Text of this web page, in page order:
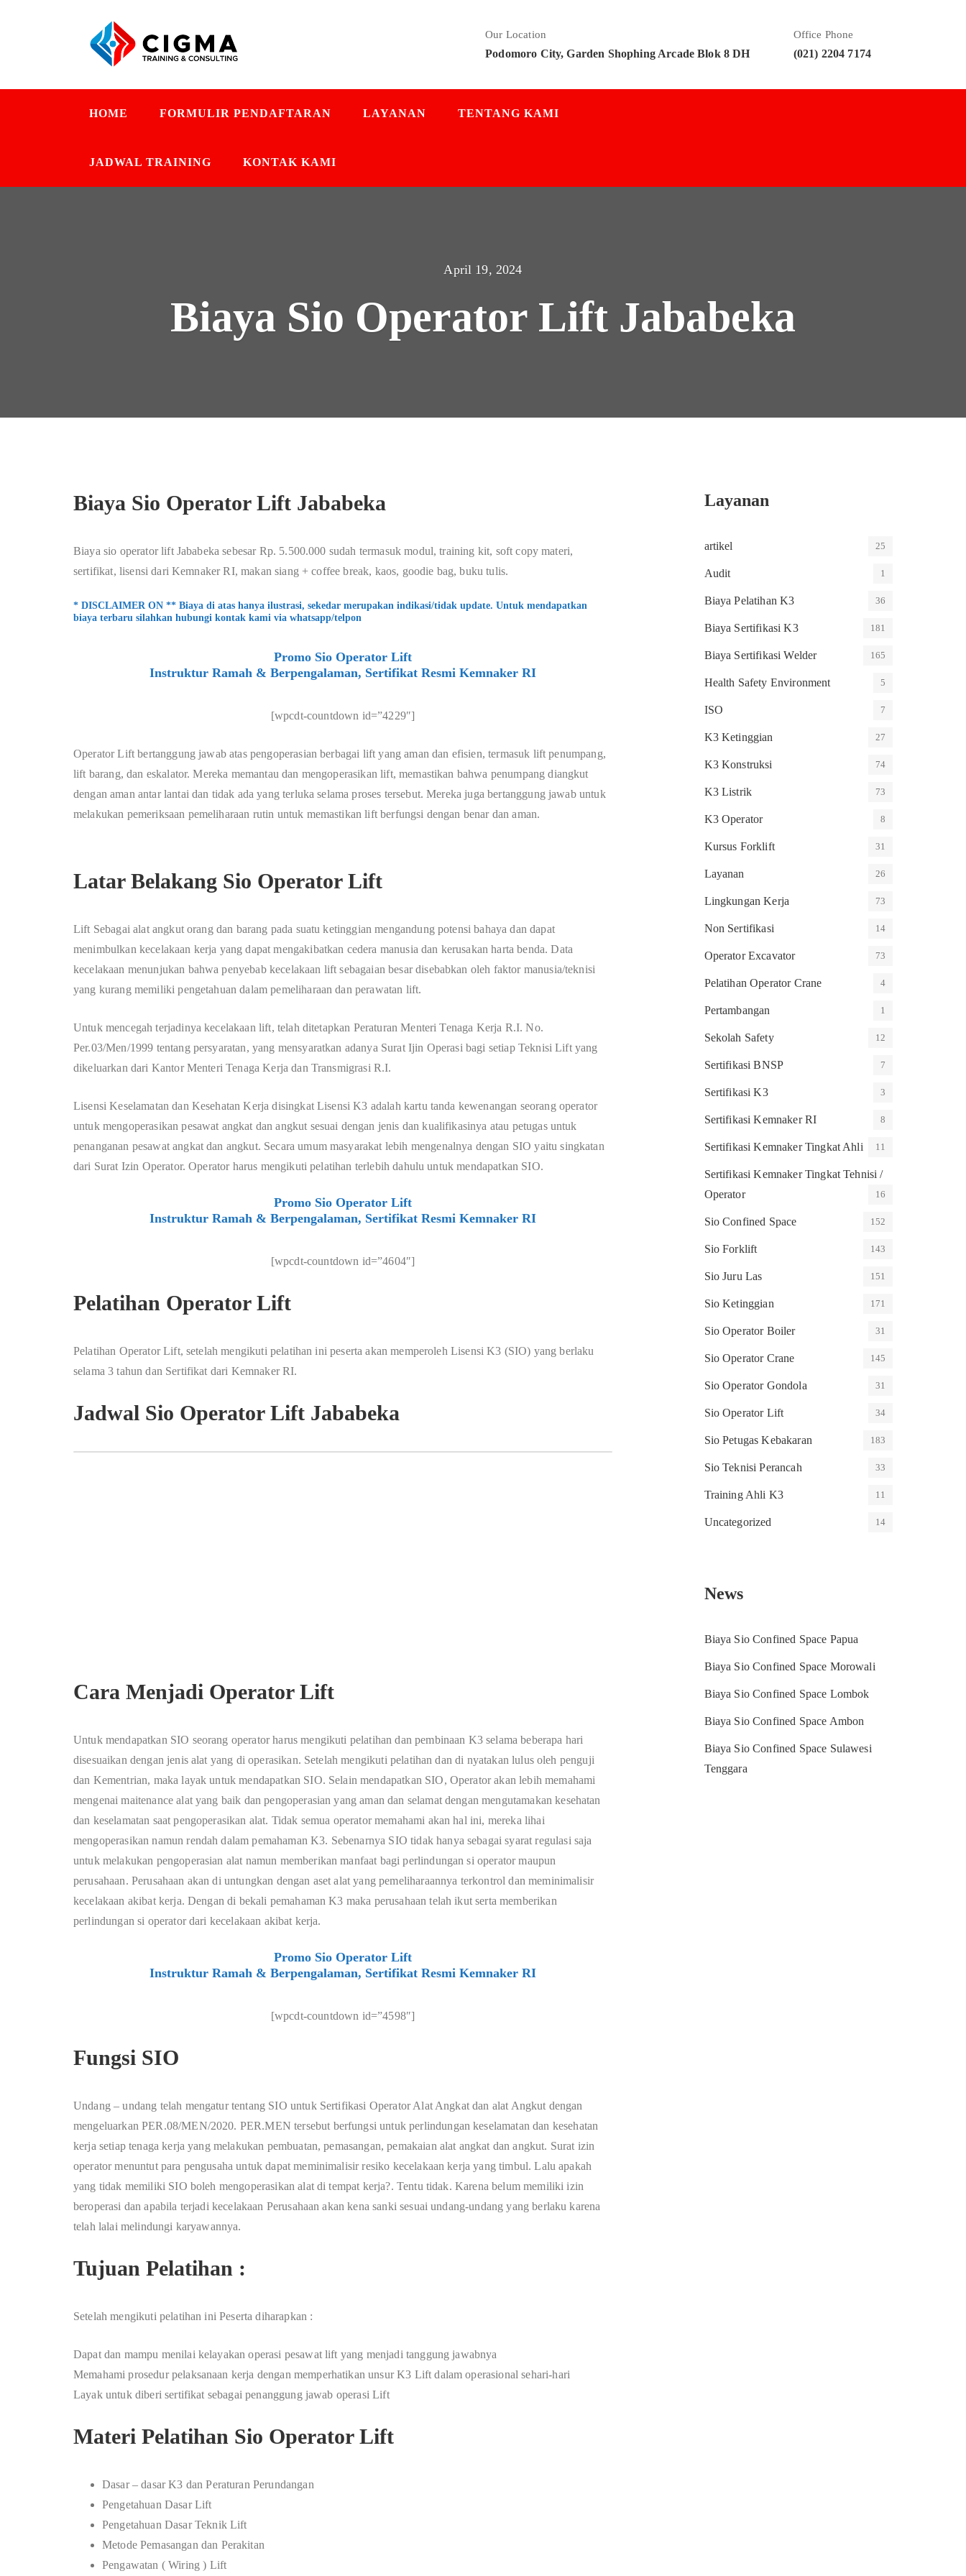
Our Location
Podomoro City, Garden Shophing Arcade Blok 8 DH
Office Phone
(021) 2204 7174
HOME FORMULIR PENDAFTARAN LAYANAN TENTANG KAMI
JADWAL TRAINING KONTAK KAMI
April 19, 2024
Biaya Sio Operator Lift Jababeka
Biaya Sio Operator Lift Jababeka
Biaya sio operator lift Jababeka sebesar Rp. 5.500.000 sudah termasuk modul, training kit, soft copy materi,
sertifikat, lisensi dari Kemnaker RI, makan siang + coffee break, kaos, goodie bag, buku tulis.
* DISCLAIMER ON ** Biaya di atas hanya ilustrasi, sekedar merupakan indikasi/tidak update. Untuk mendapatkan
biaya terbaru silahkan hubungi kontak kami via whatsapp/telpon
Promo Sio Operator Lift
Instruktur Ramah & Berpengalaman, Sertifikat Resmi Kemnaker RI
[wpcdt-countdown id=”4229″]
Operator Lift bertanggung jawab atas pengoperasian berbagai lift yang aman dan efisien, termasuk lift penumpang,
lift barang, dan eskalator. Mereka memantau dan mengoperasikan lift, memastikan bahwa penumpang diangkut
dengan aman antar lantai dan tidak ada yang terluka selama proses tersebut. Mereka juga bertanggung jawab untuk
melakukan pemeriksaan pemeliharaan rutin untuk memastikan lift berfungsi dengan benar dan aman.
Latar Belakang Sio Operator Lift
Lift Sebagai alat angkut orang dan barang pada suatu ketinggian mengandung potensi bahaya dan dapat
menimbulkan kecelakaan kerja yang dapat mengakibatkan cedera manusia dan kerusakan harta benda. Data
kecelakaan menunjukan bahwa penyebab kecelakaan lift sebagaian besar disebabkan oleh faktor manusia/teknisi
yang kurang memiliki pengetahuan dalam pemeliharaan dan perawatan lift.
Untuk mencegah terjadinya kecelakaan lift, telah ditetapkan Peraturan Menteri Tenaga Kerja R.I. No.
Per.03/Men/1999 tentang persyaratan, yang mensyaratkan adanya Surat Ijin Operasi bagi setiap Teknisi Lift yang
dikeluarkan dari Kantor Menteri Tenaga Kerja dan Transmigrasi R.I.
Lisensi Keselamatan dan Kesehatan Kerja disingkat Lisensi K3 adalah kartu tanda kewenangan seorang operator
untuk mengoperasikan pesawat angkat dan angkut sesuai dengan jenis dan kualifikasinya atau petugas untuk
penanganan pesawat angkat dan angkut. Secara umum masyarakat lebih mengenalnya dengan SIO yaitu singkatan
dari Surat Izin Operator. Operator harus mengikuti pelatihan terlebih dahulu untuk mendapatkan SIO.
Promo Sio Operator Lift
Instruktur Ramah & Berpengalaman, Sertifikat Resmi Kemnaker RI
[wpcdt-countdown id=”4604″]
Pelatihan Operator Lift
Pelatihan Operator Lift, setelah mengikuti pelatihan ini peserta akan memperoleh Lisensi K3 (SIO) yang berlaku
selama 3 tahun dan Sertifikat dari Kemnaker RI.
Jadwal Sio Operator Lift Jababeka
Cara Menjadi Operator Lift
Untuk mendapatkan SIO seorang operator harus mengikuti pelatihan dan pembinaan K3 selama beberapa hari
disesuaikan dengan jenis alat yang di operasikan. Setelah mengikuti pelatihan dan di nyatakan lulus oleh penguji
dan Kementrian, maka layak untuk mendapatkan SIO. Selain mendapatkan SIO, Operator akan lebih memahami
mengenai maitenance alat yang baik dan pengoperasian yang aman dan selamat dengan mengutamakan kesehatan
dan keselamatan saat pengoperasikan alat. Tidak semua operator memahami akan hal ini, mereka lihai
mengoperasikan namun rendah dalam pemahaman K3. Sebenarnya SIO tidak hanya sebagai syarat regulasi saja
untuk melakukan pengoperasian alat namun memberikan manfaat bagi perlindungan si operator maupun
perusahaan. Perusahaan akan di untungkan dengan aset alat yang pemeliharaannya terkontrol dan meminimalisir
kecelakaan akibat kerja. Dengan di bekali pemahaman K3 maka perusahaan telah ikut serta memberikan
perlindungan si operator dari kecelakaan akibat kerja.
Promo Sio Operator Lift
Instruktur Ramah & Berpengalaman, Sertifikat Resmi Kemnaker RI
[wpcdt-countdown id=”4598″]
Fungsi SIO
Undang – undang telah mengatur tentang SIO untuk Sertifikasi Operator Alat Angkat dan alat Angkut dengan
mengeluarkan PER.08/MEN/2020. PER.MEN tersebut berfungsi untuk perlindungan keselamatan dan kesehatan
kerja setiap tenaga kerja yang melakukan pembuatan, pemasangan, pemakaian alat angkat dan angkut. Surat izin
operator menuntut para pengusaha untuk dapat meminimalisir resiko kecelakaan kerja yang timbul. Lalu apakah
yang tidak memiliki SIO boleh mengoperasikan alat di tempat kerja?. Tentu tidak. Karena belum memiliki izin
beroperasi dan apabila terjadi kecelakaan Perusahaan akan kena sanki sesuai undang-undang yang berlaku karena
telah lalai melindungi karyawannya.
Tujuan Pelatihan :
Setelah mengikuti pelatihan ini Peserta diharapkan :
Dapat dan mampu menilai kelayakan operasi pesawat lift yang menjadi tanggung jawabnya
Memahami prosedur pelaksanaan kerja dengan memperhatikan unsur K3 Lift dalam operasional sehari-hari
Layak untuk diberi sertifikat sebagai penanggung jawab operasi Lift
Materi Pelatihan Sio Operator Lift
Dasar – dasar K3 dan Peraturan Perundangan
Pengetahuan Dasar Lift
Pengetahuan Dasar Teknik Lift
Metode Pemasangan dan Perakitan
Pengawatan ( Wiring ) Lift
Layanan
artikel 25
Audit 1
Biaya Pelatihan K3 36
Biaya Sertifikasi K3 181
Biaya Sertifikasi Welder 165
Health Safety Environment 5
ISO 7
K3 Ketinggian 27
K3 Konstruksi 74
K3 Listrik 73
K3 Operator 8
Kursus Forklift 31
Layanan 26
Lingkungan Kerja 73
Non Sertifikasi 14
Operator Excavator 73
Pelatihan Operator Crane 4
Pertambangan 1
Sekolah Safety 12
Sertifikasi BNSP 7
Sertifikasi K3 3
Sertifikasi Kemnaker RI 8
Sertifikasi Kemnaker Tingkat Ahli 11
Sertifikasi Kemnaker Tingkat Tehnisi /
Operator
16
Sio Confined Space 152
Sio Forklift 143
Sio Juru Las 151
Sio Ketinggian 171
Sio Operator Boiler 31
Sio Operator Crane 145
Sio Operator Gondola 31
Sio Operator Lift 34
Sio Petugas Kebakaran 183
Sio Teknisi Perancah 33
Training Ahli K3 11
Uncategorized 14
News
Biaya Sio Confined Space Papua
Biaya Sio Confined Space Morowali
Biaya Sio Confined Space Lombok
Biaya Sio Confined Space Ambon
Biaya Sio Confined Space Sulawesi
Tenggara